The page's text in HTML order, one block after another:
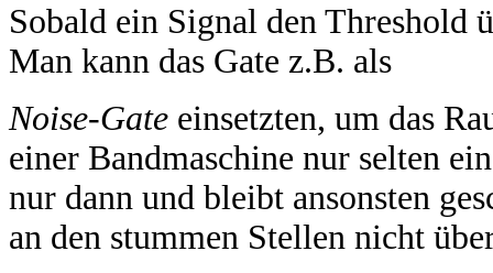
Sobald ein Signal den Threshold
Man kann das Gate z.B. als
Noise-Gate einsetzten, um das
einer Bandmaschine nur selten
nur dann und bleibt ansonsten
an den stummen Stellen nicht